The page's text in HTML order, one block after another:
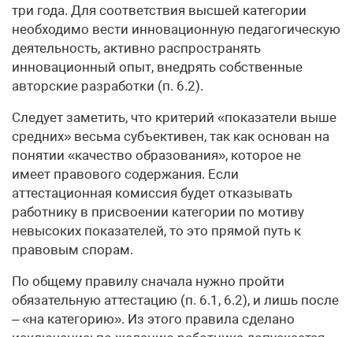
три года. Для соответствия высшей категории
необходимо вести инновационную педагогическую
деятельность, активно распространять
инновационный опыт, внедрять собственные
авторские разработки (п. 6.2).
Следует заметить, что критерий «показатели выше
средних» весьма субъективен, так как основан на
понятии «качество образования», которое не
имеет правового содержания. Если
аттестационная комиссия будет отказывать
работнику в присвоении категории по мотиву
невысоких показателей, то это прямой путь к
правовым спорам.
По общему правилу сначала нужно пройти
обязательную аттестацию (п. 6.1, 6.2), и лишь после
– «на категорию». Из этого правила сделано